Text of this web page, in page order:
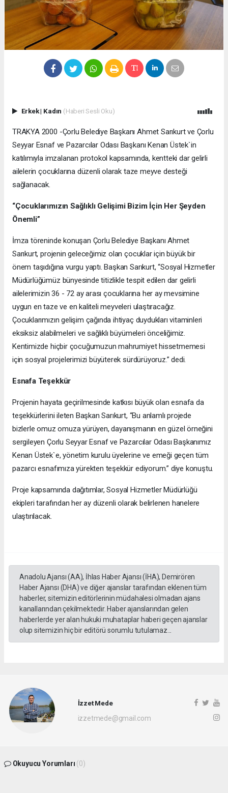
Erkek| Kadın (Haberi Sesli Oku)
TRAKYA 2000 -Çorlu Belediye Başkanı Ahmet Sarıkurt ve Çorlu
Seyyar Esnaf ve Pazarcılar Odası Başkanı Kenan Üstek`in
katılımıyla imzalanan protokol kapsamında, kentteki dar gelirli
ailelerin çocuklarına düzenli olarak taze meyve desteği
sağlanacak.
“Çocuklarımızın Sağlıklı Gelişimi Bizim İçin Her Şeyden
Önemli”
İmza töreninde konuşan Çorlu Belediye Başkanı Ahmet
Sarıkurt, projenin geleceğimiz olan çocuklar için büyük bir
önem taşıdığına vurgu yaptı. Başkan Sarıkurt, “Sosyal Hizmetler
Müdürlüğümüz bünyesinde titizlikle tespit edilen dar gelirli
ailelerimizin 36 - 72 ay arası çocuklarına her ay mevsimine
uygun en taze ve en kaliteli meyveleri ulaştıracağız.
Çocuklarımızın gelişim çağında ihtiyaç duydukları vitaminleri
eksiksiz alabilmeleri ve sağlıklı büyümeleri önceliğimiz.
Kentimizde hiçbir çocuğumuzun mahrumiyet hissetmemesi
için sosyal projelerimizi büyüterek sürdürüyoruz.” dedi.
Esnafa Teşekkür
Projenin hayata geçirilmesinde katkısı büyük olan esnafa da
teşekkürlerini ileten Başkan Sarıkurt, “Bu anlamlı projede
bizlerle omuz omuza yürüyen, dayanışmanın en güzel örneğini
sergileyen Çorlu Seyyar Esnaf ve Pazarcılar Odası Başkanımız
Kenan Üstek`e, yönetim kurulu üyelerine ve emeği geçen tüm
pazarcı esnafımıza yürekten teşekkür ediyorum.” diye konuştu.
Proje kapsamında dağıtımlar, Sosyal Hizmetler Müdürlüğü
ekipleri tarafından her ay düzenli olarak belirlenen hanelere
ulaştırılacak.
Anadolu Ajansı (AA), İhlas Haber Ajansı (İHA), Demirören
Haber Ajansı (DHA) ve diğer ajanslar tarafından eklenen tüm
haberler, sitemizin editörlerinin müdahalesi olmadan ajans
kanallarından çekilmektedir. Haber ajanslarından gelen
haberlerde yer alan hukuki muhataplar haberi geçen ajanslar
olup sitemizin hiç bir editörü sorumlu tutulamaz...
İzzet Mede
izzetmede@gmail.com
Okuyucu Yorumları (0)